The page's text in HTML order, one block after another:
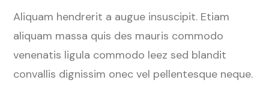
out of 5
based on
customer
rating
Aliquam hendrerit a augue insuscipit. Etiam
aliquam massa quis des mauris commodo
venenatis ligula commodo leez sed blandit
convallis dignissim onec vel pellentesque neque.